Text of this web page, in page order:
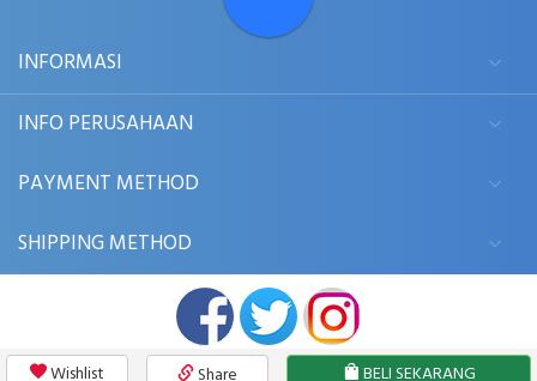
Wishlist BELI SEKARANG
INFORMASI
INFO PERUSAHAAN
PAYMENT METHOD
SHIPPING METHOD